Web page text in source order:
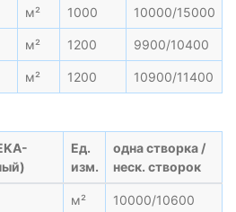
м² 1000 10000/15000
м² 1200 9900/10400
м² 1200 10900/11400
Ед.
изм.
одна створка /
неск. створок
м² 10000/10600